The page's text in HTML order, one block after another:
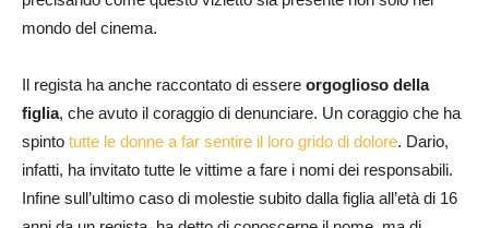
mondo del cinema.
Il regista ha anche raccontato di essere orgoglioso della
figlia, che avuto il coraggio di denunciare. Un coraggio che ha
spinto tutte le donne a far sentire il loro grido di dolore. Dario,
infatti, ha invitato tutte le vittime a fare i nomi dei responsabili.
Infine sull’ultimo caso di molestie subito dalla figlia all’età di 16